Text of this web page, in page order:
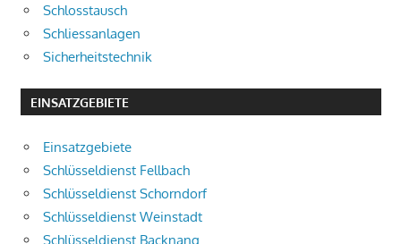
Schlosstausch
Schliessanlagen
Sicherheitstechnik
EINSATZGEBIETE
Einsatzgebiete
Schlüsseldienst Fellbach
Schlüsseldienst Schorndorf
Schlüsseldienst Weinstadt
Schlüsseldienst Backnang